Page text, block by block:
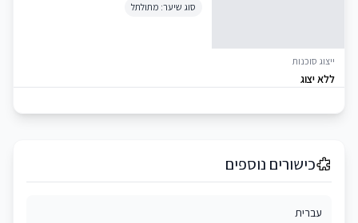
ייצוג סוכנות
ללא יצוג
סוג שיער: מתולתל
כישורים נוספים
עברית